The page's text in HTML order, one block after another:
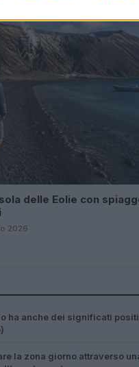
delle Eolie con
2026
ha anche dei significati
la zona giorno attraverso